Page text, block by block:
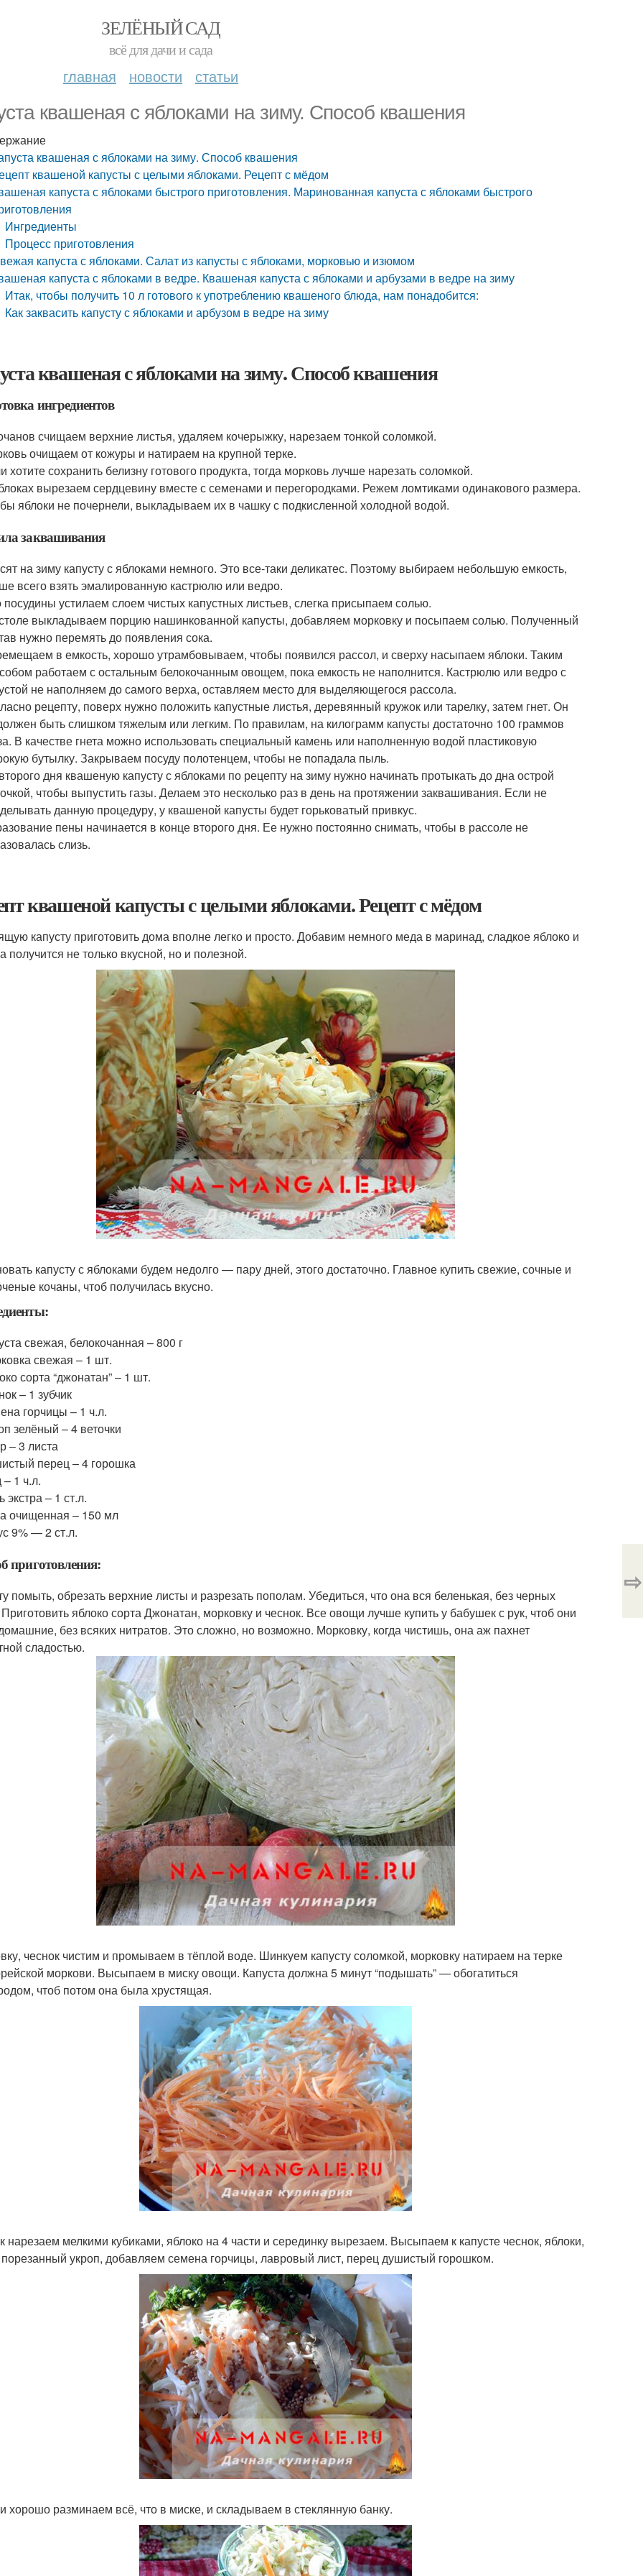
ЗЕЛЁНЫЙ САД
всё для дачи и сада
главная новости статьи
квашеная с яблоками на зиму. Способ квашения
квашеная с яблоками на зиму. Способ квашения
квашеной капусты с целыми яблоками. Рецепт с мёдом
капуста с яблоками быстрого приготовления. Маринованная капуста с яблоками быстрого
Ингредиенты
Процесс приготовления
капуста с яблоками. Салат из капусты с яблоками, морковью и изюмом
капуста с яблоками в ведре. Квашеная капуста с яблоками и арбузами в ведре на зиму
Итак, чтобы получить 10 л готового к употреблению квашеного блюда, нам понадобится:
Как заквасить капусту с яблоками и арбузом в ведре на зиму
квашеная с яблоками на зиму. Способ квашения
ингредиентов
счищаем верхние листья, удаляем кочерыжку, нарезаем тонкой соломкой.
очищаем от кожуры и натираем на крупной терке.
хотите сохранить белизну готового продукта, тогда морковь лучше нарезать соломкой.
вырезаем сердцевину вместе с семенами и перегородками. Режем ломтиками одинакового размера.
яблоки не почернели, выкладываем их в чашку с подкисленной холодной водой.
заквашивания
на зиму капусту с яблоками немного. Это все-таки деликатес. Поэтому выбираем небольшую емкость,
всего взять эмалированную кастрюлю или ведро.
устилаем слоем чистых капустных листьев, слегка присыпаем солью.
выкладываем порцию нашинкованной капусты, добавляем морковку и посыпаем солью. Полученный
нужно перемять до появления сока.
в емкость, хорошо утрамбовываем, чтобы появился рассол, и сверху насыпаем яблоки. Таким
работаем с остальным белокочанным овощем, пока емкость не наполнится. Кастрюлю или ведро с
не наполняем до самого верха, оставляем место для выделяющегося рассола.
рецепту, поверх нужно положить капустные листья, деревянный кружок или тарелку, затем гнет. Он
быть слишком тяжелым или легким. По правилам, на килограмм капусты достаточно 100 граммов
В качестве гнета можно использовать специальный камень или наполненную водой пластиковую
бутылку. Закрываем посуду полотенцем, чтобы не попадала пыль.
дня квашеную капусту с яблоками по рецепту на зиму нужно начинать протыкать до дна острой
чтобы выпустить газы. Делаем это несколько раз в день на протяжении заквашивания. Если не
данную процедуру, у квашеной капусты будет горьковатый привкус.
пены начинается в конце второго дня. Ее нужно постоянно снимать, чтобы в рассоле не
слизь.
квашеной капусты с целыми яблоками. Рецепт с мёдом
капусту приготовить дома вполне легко и просто. Добавим немного меда в маринад, сладкое яблоко и
получится не только вкусной, но и полезной.
капусту с яблоками будем недолго — пару дней, этого достаточно. Главное купить свежие, сочные и
кочаны, чтоб получилась вкусно.
свежая, белокочанная – 800 г
свежая – 1 шт.
сорта “джонатан” – 1 шт.
– 1 зубчик
горчицы – 1 ч.л.
зелёный – 4 веточки
– 3 листа
перец – 4 горошка
1 ч.л.
экстра – 1 ст.л.
очищенная – 150 мл
9% — 2 ст.л.
приготовления:
помыть, обрезать верхние листы и разрезать пополам. Убедиться, что она вся беленькая, без черных
Приготовить яблоко сорта Джонатан, морковку и чеснок. Все овощи лучше купить у бабушек с рук, чтоб они
без всяких нитратов. Это сложно, но возможно. Морковку, когда чистишь, она аж пахнет
сладостью.
чеснок чистим и промываем в тёплой воде. Шинкуем капусту соломкой, морковку натираем на терке
моркови. Высыпаем в миску овощи. Капуста должна 5 минут “подышать” — обогатиться
чтоб потом она была хрустящая.
нарезаем мелкими кубиками, яблоко на 4 части и серединку вырезаем. Высыпаем к капусте чеснок, яблоки,
укроп, добавляем семена горчицы, лавровый лист, перец душистый горошком.
хорошо разминаем всё, что в миске, и складываем в стеклянную банку.
⇨